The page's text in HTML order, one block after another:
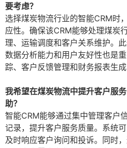
要考虑？
选择煤炭物流行业的智能CRM时
应性。确保该CRM能够处理煤炭
理、运输调度和客户关系维护。
数据分析能力和用户友好性也是
踪、客户反馈管理和财务报表生成
我希望在煤炭物流中提升客户服
助？
智能CRM能够通过集中管理客户
记录，提升客户服务质量。系统
及时响应客户询问和投诉。同时